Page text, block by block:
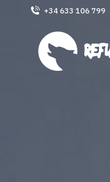
+34 633 106 799